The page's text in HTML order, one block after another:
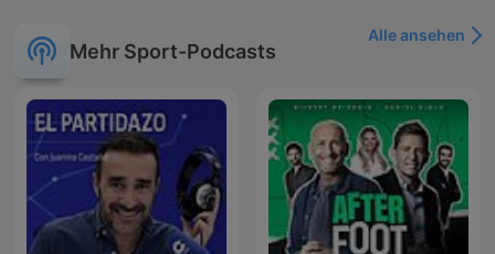
Mehr Sport-Podcasts
Alle ansehen